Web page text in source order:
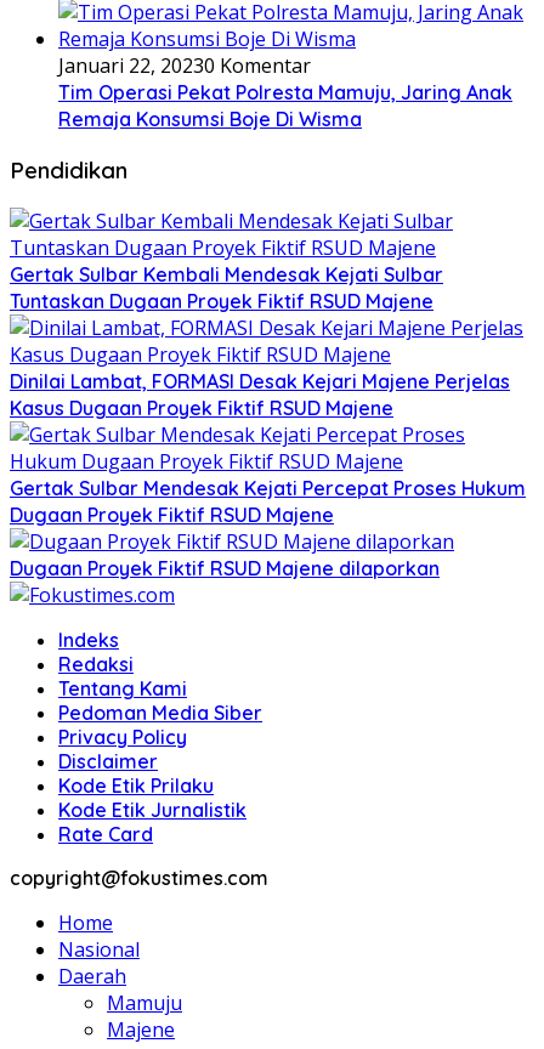
Januari 22, 20230 Komentar
Tim Operasi Pekat Polresta Mamuju, Jaring Anak
Remaja Konsumsi Boje Di Wisma
Pendidikan
Gertak Sulbar Kembali Mendesak Kejati Sulbar
Tuntaskan Dugaan Proyek Fiktif RSUD Majene
Dinilai Lambat, FORMASI Desak Kejari Majene Perjelas
Kasus Dugaan Proyek Fiktif RSUD Majene
Gertak Sulbar Mendesak Kejati Percepat Proses Hukum
Dugaan Proyek Fiktif RSUD Majene
Dugaan Proyek Fiktif RSUD Majene dilaporkan
Indeks
Redaksi
Tentang Kami
Pedoman Media Siber
Privacy Policy
Disclaimer
Kode Etik Prilaku
Kode Etik Jurnalistik
Rate Card
copyright@fokustimes.com
Home
Nasional
Daerah
Mamuju
Majene